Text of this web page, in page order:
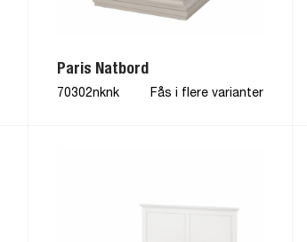
Paris Natbord
70302nknk Fås i flere varianter